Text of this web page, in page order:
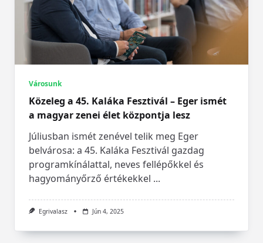
Városunk
Közeleg a 45. Kaláka Fesztivál – Eger ismét
a magyar zenei élet központja lesz
Júliusban ismét zenével telik meg Eger
belvárosa: a 45. Kaláka Fesztivál gazdag
programkínálattal, neves fellépőkkel és
hagyományőrző értékekkel ...
Egrivalasz Jún 4, 2025